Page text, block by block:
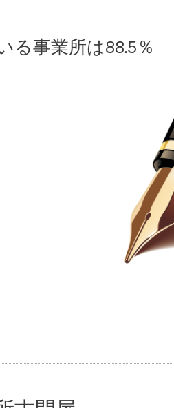
る事業所は88.5％